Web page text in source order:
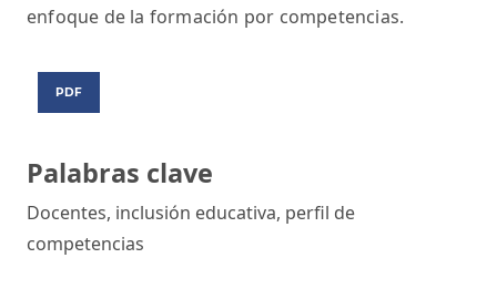
Palabras clave
Docentes, inclusión educativa, perfil de
competencias
enfoque de la formación por competencias.
PDF